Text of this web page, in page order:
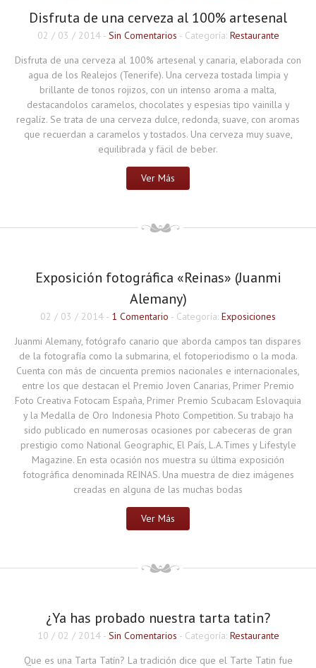
Disfruta de una cerveza al 100% artesenal
02 / 03 / 2014- Sin Comentarios - Categoría: Restaurante
Disfruta de una cerveza al 100% artesenal y canaria, elaborada con
agua de los Realejos (Tenerife). Una cerveza tostada limpia y
brillante de tonos rojizos, con un intenso aroma a malta,
destacandolos caramelos, chocolates y espesias tipo vainilla y
regalíz. Se trata de una cerveza dulce, redonda, suave, con aromas
que recuerdan a caramelos y tostados. Una cerveza muy suave,
equilibrada y fäcil de beber.
Ver Más
Exposición fotográfica «Reinas» (Juanmi
Alemany)
02 / 03 / 2014 - 1 Comentario - Categoría: Exposiciones
Juanmi Alemany, fotógrafo canario que aborda campos tan dispares
de la fotografía como la submarina, el fotoperiodismo o la moda.
Cuenta con más de cincuenta premios nacionales e internacionales,
entre los que destacan el Premio Joven Canarias, Primer Premio
Foto Creativa Fotocam España, Primer Premio Scubacam Eslovaquia
y la Medalla de Oro Indonesia Photo Competition. Su trabajo ha
sido publicado en numerosas ocasiones por cabeceras de gran
prestigio como National Geographic, El País, L.A.Times y Lifestyle
Magazine. En esta ocasión nos muestra su última exposición
fotográfica denominada REINAS. Una muestra de diez imágenes
creadas en alguna de las muchas bodas
Ver Más
¿Ya has probado nuestra tarta tatin?
10 / 02 / 2014- Sin Comentarios - Categoría: Restaurante
Que es una Tarta Tatín? La tradición dice que el Tarte Tatin fue